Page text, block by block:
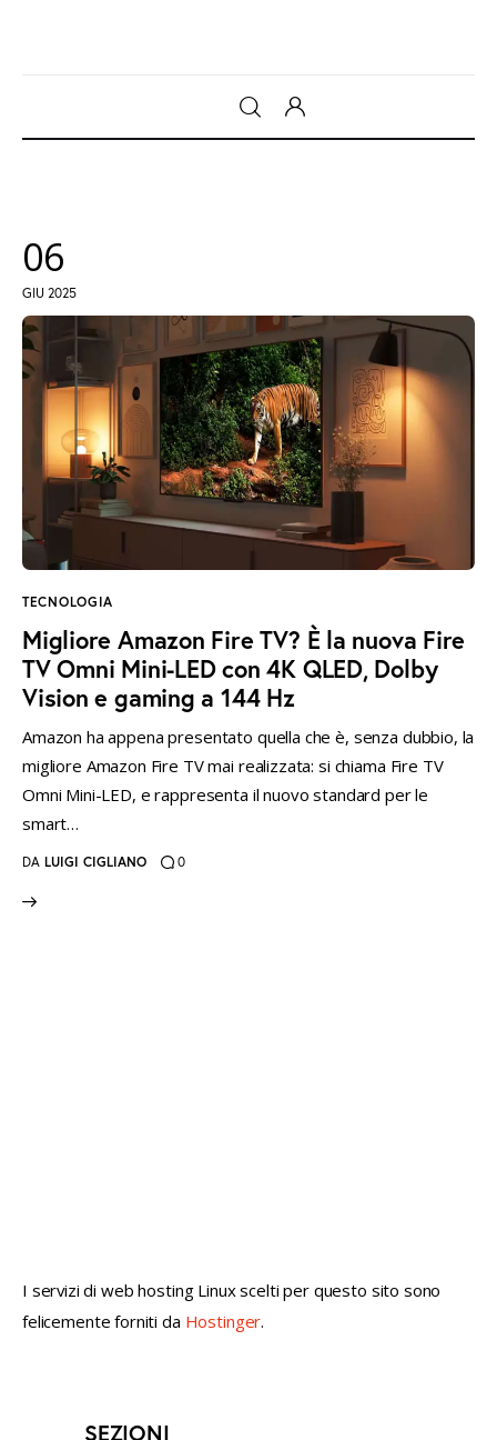
Intrattenimento
Web Log
twitter-
x
rss
06
GIU 2025
TECNOLOGIA
Migliore Amazon Fire TV? È la nuova Fire
TV Omni Mini-LED con 4K QLED, Dolby
Vision e gaming a 144 Hz
Amazon ha appena presentato quella che è, senza dubbio, la
migliore Amazon Fire TV mai realizzata: si chiama Fire TV
Omni Mini-LED, e rappresenta il nuovo standard per le
smart…
DA LUIGI CIGLIANO 0
I servizi di web hosting Linux scelti per questo sito sono
felicemente forniti da Hostinger.
SEZIONI